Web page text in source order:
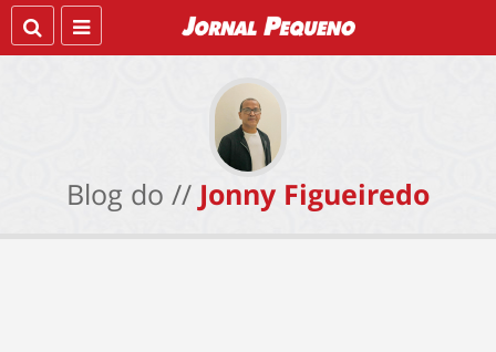
Blog do // Jonny Figueiredo